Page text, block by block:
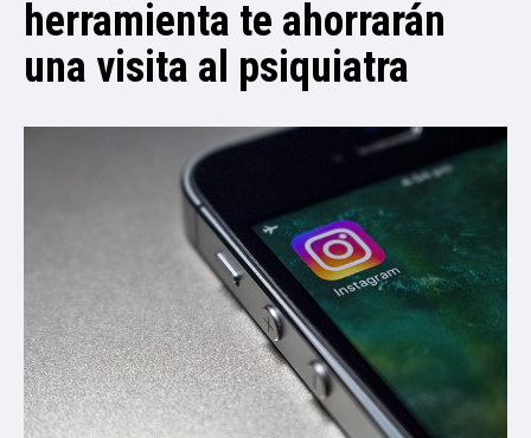
herramienta te ahorrarán
una visita al psiquiatra